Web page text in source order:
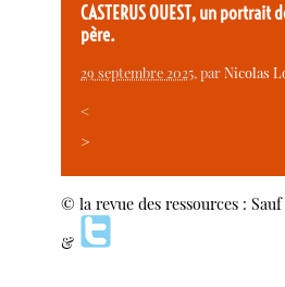
CASTERUS OUEST, un portrait
père.
29 septembre 2025, parNicolas
<
>
© la revue des ressources :
&